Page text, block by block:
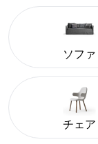
ソファ
チェア